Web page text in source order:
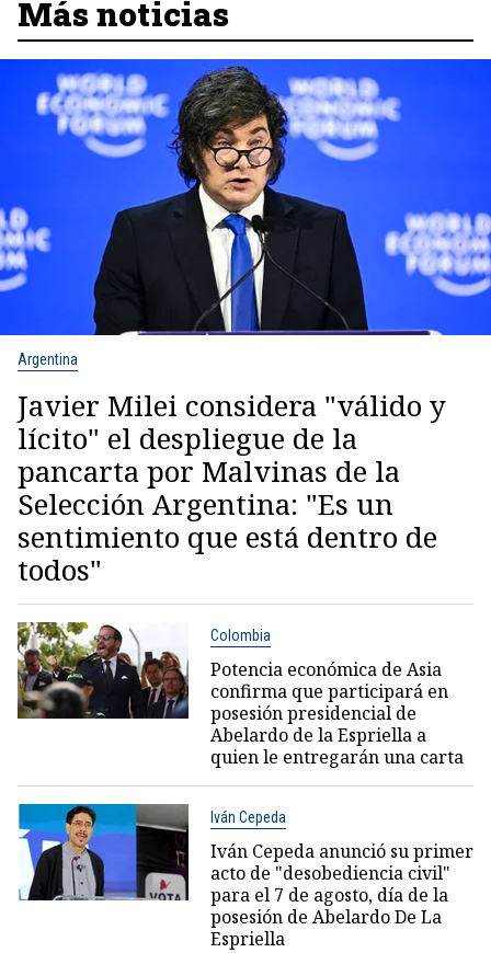
Más noticias
Argentina
Javier Milei considera "válido y
lícito" el despliegue de la
pancarta por Malvinas de la
Selección Argentina: "Es un
sentimiento que está dentro de
todos"
Colombia
Potencia económica de Asia
confirma que participará en
posesión presidencial de
Abelardo de la Espriella a
quien le entregarán una carta
Iván Cepeda
Iván Cepeda anunció su primer
acto de "desobediencia civil"
para el 7 de agosto, día de la
posesión de Abelardo De La
Espriella